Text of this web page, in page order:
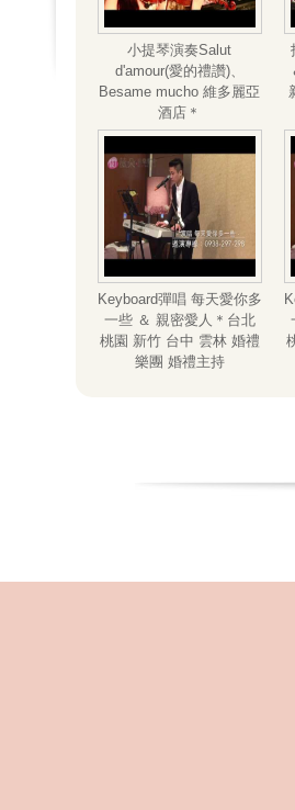
小提琴演奏Salut
d'amour(愛的禮讚)、
Besame mucho 維多麗亞
酒店＊
Keyboard彈唱 每天愛你多
一些 ＆ 親密愛人＊台北
桃園 新竹 台中 雲林 婚禮
樂團 婚禮主持